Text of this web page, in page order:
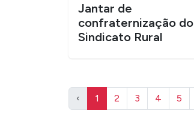
Jantar de
confraternização do
Sindicato Rural
‹ 1 2 3 4 5